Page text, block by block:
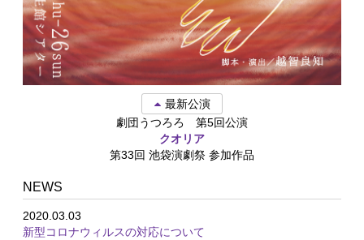
最新公演
劇団うつろろ 第5回公演
クオリア
第33回 池袋演劇祭 参加作品
NEWS
2020.03.03
新型コロナウィルスの対応について